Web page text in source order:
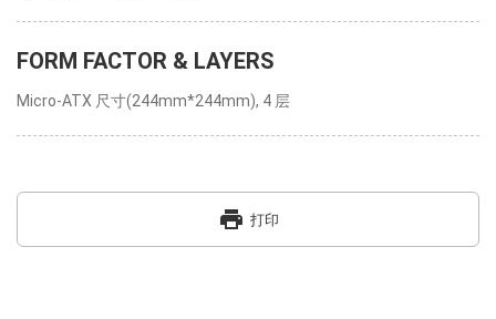
FORM FACTOR & LAYERS
Micro-ATX 尺寸(244mm*244mm), 4 层
print 打印